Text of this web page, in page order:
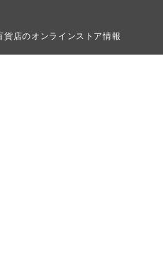
貨店のオンラインストア情報